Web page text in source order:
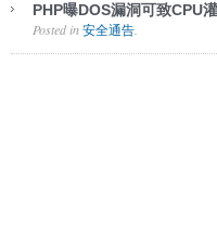
PHP曝DOS漏洞可致CPU
Posted in 安全通告